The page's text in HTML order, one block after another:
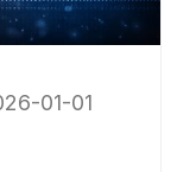
01-01